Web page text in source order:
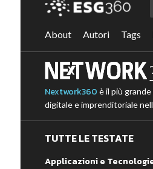
About Autori Tags
Nextwork360 è il più
digitale e imprenditoriale
TUTTE LE TESTATE
Applicazioni e